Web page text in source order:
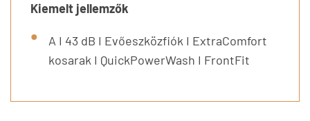
Kiemelt jellemzők
A I 43 dB I Evőeszközfiók I ExtraComfort
kosarak I QuickPowerWash I FrontFit